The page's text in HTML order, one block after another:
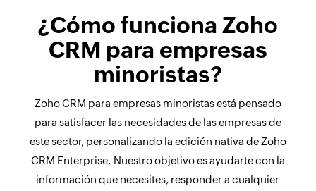
¿Cómo funciona Zoho
CRM para empresas
minoristas?
Zoho CRM para empresas minoristas está pensado
para satisfacer las necesidades de las empresas de
este sector, personalizando la edición nativa de Zoho
CRM Enterprise. Nuestro objetivo es ayudarte con la
información que necesites, responder a cualquier